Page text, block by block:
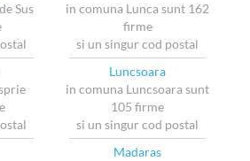
Sus
in comuna Lunca sunt 162
firme
si un singur cod postal
Luncsoara
in comuna Luncsoara sunt
105 firme
si un singur cod postal
Madaras